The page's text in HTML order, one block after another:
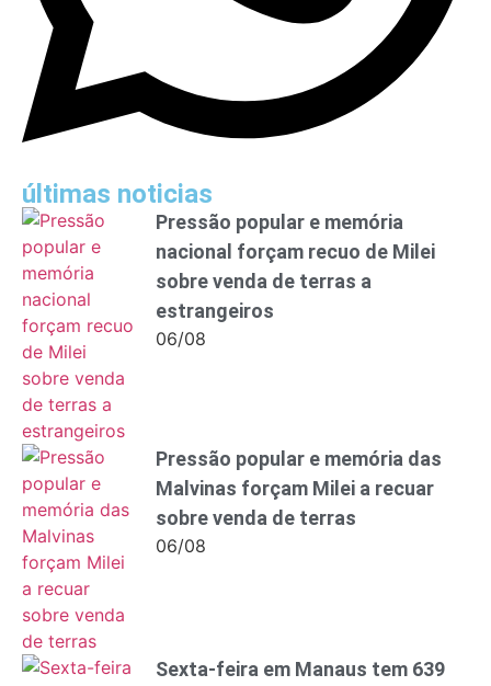
últimas noticias
Pressão popular e memória
nacional forçam recuo de Milei
sobre venda de terras a
estrangeiros
06/08
Pressão popular e memória das
Malvinas forçam Milei a recuar
sobre venda de terras
06/08
Sexta-feira em Manaus tem 639